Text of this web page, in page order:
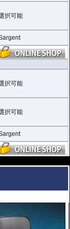
択可能
択可能
択可能